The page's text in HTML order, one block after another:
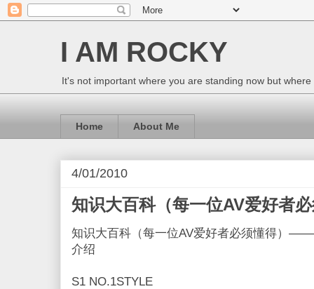
I AM ROCKY
It's not important where you are standing now but
Home About Me
4/01/2010
知识大百科（每一位AV爱好者
知识大百科（每一位AV爱好者必须懂得）
介绍
S1 NO.1STYLE